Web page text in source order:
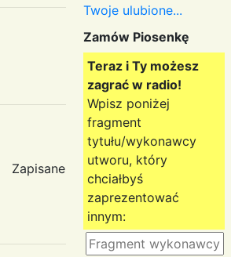
Zapisane
Twoje ulubione...
Zamów Piosenkę
Teraz i Ty możesz
zagrać w radio!
Wpisz poniżej
fragment
tytułu/wykonawcy
utworu, który
chciałbyś
zaprezentować
innym: